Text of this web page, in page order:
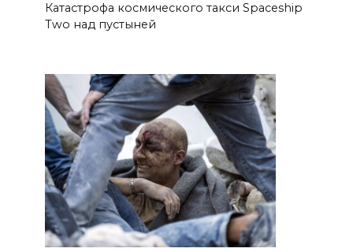
Катастрофа космического такси Spaceship
Two над пустыней